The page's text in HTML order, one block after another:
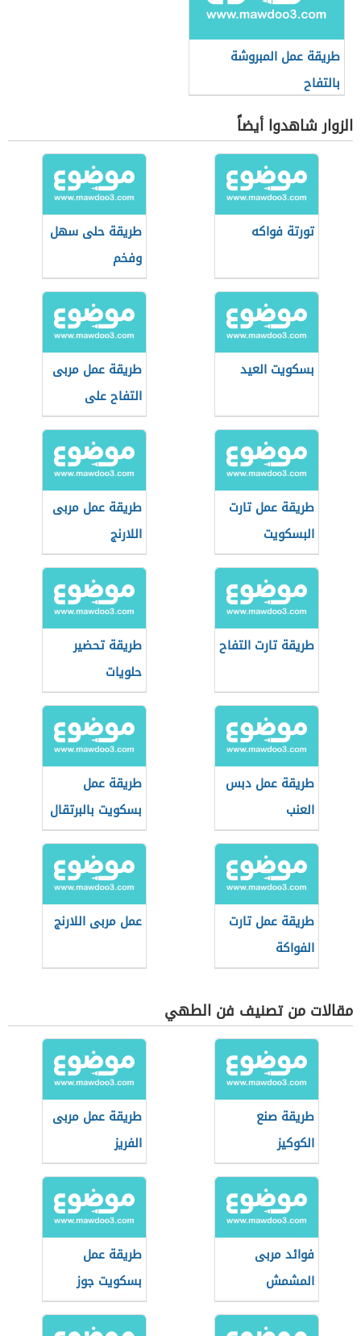
طريقة عمل المبروشة
بالتفاح
الزوار شاهدوا أيضاً
تورتة فواكه
طريقة حلى سهل
وفخم
بسكويت العيد
طريقة عمل مربى
التفاح على
الطريقة السورية
طريقة عمل تارت
البسكويت
طريقة عمل مربى
اللارنج
طريقة تارت التفاح
طريقة تحضير
حلويات
بالبسكويت
طريقة عمل دبس
العنب
طريقة عمل
بسكويت بالبرتقال
طريقة عمل تارت
الفواكة
عمل مربى اللارنج
مقالات من تصنيف فن الطهي
طريقة صنع
الكوكيز
طريقة عمل مربى
الفريز
فوائد مربى
المشمش
طريقة عمل
بسكويت جوز
الهند